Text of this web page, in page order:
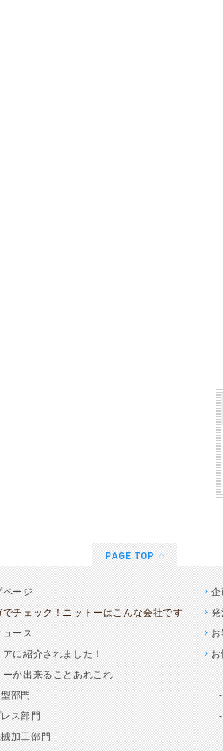
ページ
でチェック！ニットーはこんな会社です
ュース
アに紹介されました！
ーが出来ることあれこれ
部門
ス部門
加工部門
企
発
お
お